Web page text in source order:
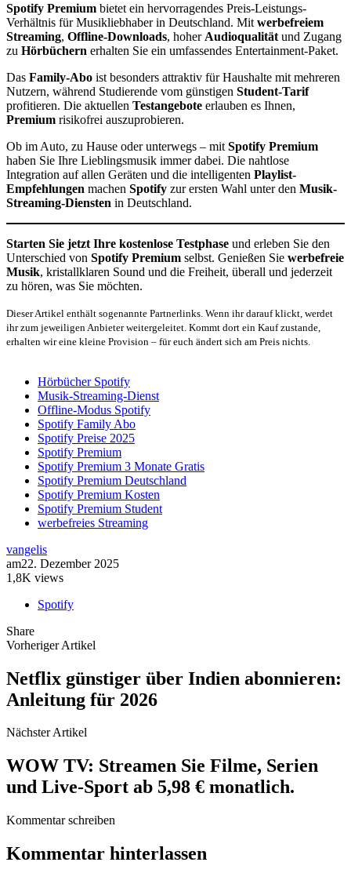
Spotify Premium bietet ein hervorragendes Preis-Leistungs-
Verhältnis für Musikliebhaber in Deutschland. Mit werbefreiem
Streaming, Offline-Downloads, hoher Audioqualität und Zugang
zu Hörbüchern erhalten Sie ein umfassendes Entertainment-Paket.
Das Family-Abo ist besonders attraktiv für Haushalte mit mehreren
Nutzern, während Studierende vom günstigen Student-Tarif
profitieren. Die aktuellen Testangebote erlauben es Ihnen,
Premium risikofrei auszuprobieren.
Ob im Auto, zu Hause oder unterwegs – mit Spotify Premium
haben Sie Ihre Lieblingsmusik immer dabei. Die nahtlose
Integration auf allen Geräten und die intelligenten Playlist-
Empfehlungen machen Spotify zur ersten Wahl unter den Musik-
Streaming-Diensten in Deutschland.
Starten Sie jetzt Ihre kostenlose Testphase und erleben Sie den
Unterschied von Spotify Premium selbst. Genießen Sie werbefreie
Musik, kristallklaren Sound und die Freiheit, überall und jederzeit
zu hören, was Sie möchten.
Dieser Artikel enthält sogenannte Partnerlinks. Wenn ihr darauf klickt, werdet
ihr zum jeweiligen Anbieter weitergeleitet. Kommt dort ein Kauf zustande,
erhalten wir eine kleine Provision – für euch ändert sich am Preis nichts.
Hörbücher Spotify
Musik-Streaming-Dienst
Offline-Modus Spotify
Spotify Family Abo
Spotify Preise 2025
Spotify Premium
Spotify Premium 3 Monate Gratis
Spotify Premium Deutschland
Spotify Premium Kosten
Spotify Premium Student
werbefreies Streaming
vangelis
am22. Dezember 2025
1,8K views
Spotify
Share
Vorheriger Artikel
Netflix günstiger über Indien abonnieren:
Anleitung für 2026
Nächster Artikel
WOW TV: Streamen Sie Filme, Serien
und Live-Sport ab 5,98 € monatlich.
Kommentar schreiben
Kommentar hinterlassen